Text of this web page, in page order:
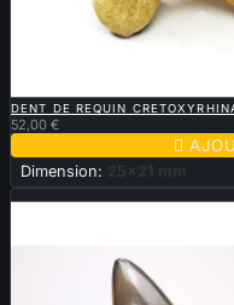
DENT DE REQUIN
52,00 €

Dimension: 25x21 mm
Nouveau